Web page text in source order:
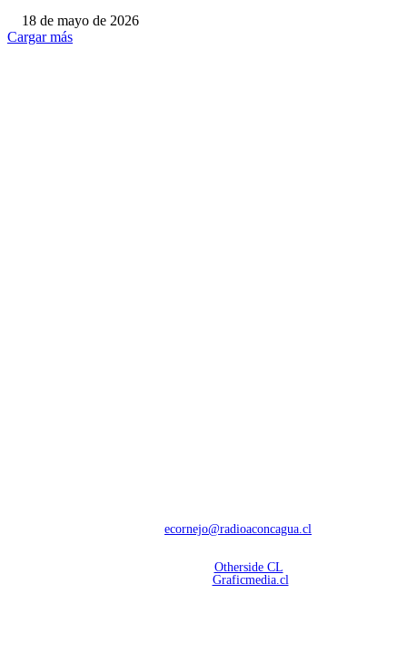
18 de mayo de 2026
Cargar más
ecornejo@radioaconcagua.cl
Otherside CL
Graficmedia.cl